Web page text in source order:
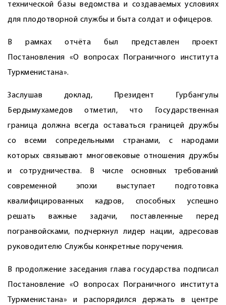
технической базы ведомства и создаваемых условиях
для плодотворной службы и быта солдат и офицеров.
В рамках отчёта был представлен проект
Постановления «О вопросах Пограничного института
Туркменистана».
Заслушав доклад, Президент Гурбангулы
Бердымухамедов отметил, что Государственная
граница должна всегда оставаться границей дружбы
со всеми сопредельными странами, с народами
которых связывают многовековые отношения дружбы
и сотрудничества. В числе основных требований
современной эпохи выступает подготовка
квалифицированных кадров, способных успешно
решать важные задачи, поставленные перед
погранвойсками, подчеркнул лидер нации, адресовав
руководителю Службы конкретные поручения.
В продолжение заседания глава государства подписал
Постановление «О вопросах Пограничного института
Туркменистана» и распорядился держать в центре